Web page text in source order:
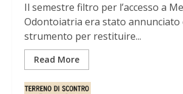
Il semestre filtro per l’accesso a
Odontoiatria era stato annunciato
strumento per restituire...
Read More